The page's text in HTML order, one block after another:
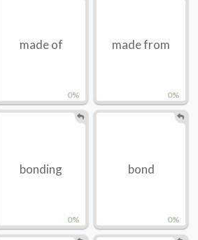
0%
made of
0%
made from
0%
bonding
0%
bond